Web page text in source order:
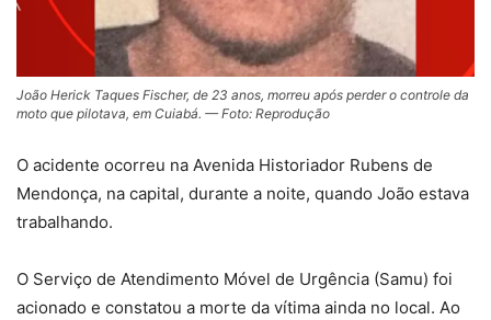
João Herick Taques Fischer, de 23 anos, morreu após perder o controle da
moto que pilotava, em Cuiabá. — Foto: Reprodução
O acidente ocorreu na Avenida Historiador Rubens de
Mendonça, na capital, durante a noite, quando João estava
trabalhando.
O Serviço de Atendimento Móvel de Urgência (Samu) foi
acionado e constatou a morte da vítima ainda no local. Ao